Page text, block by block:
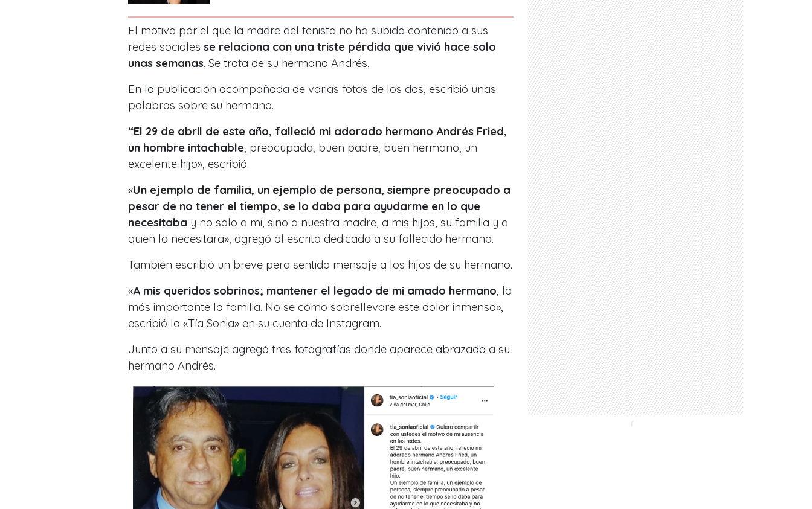
El motivo por el que la madre del tenista no ha subido contenido a sus
redes sociales se relaciona con una triste pérdida que vivió hace solo
unas semanas. Se trata de su hermano Andrés.
En la publicación acompañada de varias fotos de los dos, escribió unas
palabras sobre su hermano.
“El 29 de abril de este año, falleció mi adorado hermano Andrés Fried,
un hombre intachable , preocupado, buen padre, buen hermano, un
excelente hijo», escribió.
«Un ejemplo de familia, un ejemplo de persona, siempre preocupado a
pesar de no tener el tiempo, se lo daba para ayudarme en lo que
necesitaba y no solo a mi, sino a nuestra madre, a mis hijos, su familia y a
quien lo necesitara», agregó al escrito dedicado a su fallecido hermano.
También escribió un breve pero sentido mensaje a los hijos de su hermano.
«A mis queridos sobrinos; mantener el legado de mi amado hermano , lo
más importante la familia. No se cómo sobrellevare este dolor inmenso»,
escribió la «Tía Sonia» en su cuenta de Instagram.
Junto a su mensaje agregó tres fotografías donde aparece abrazada a su
hermano Andrés.